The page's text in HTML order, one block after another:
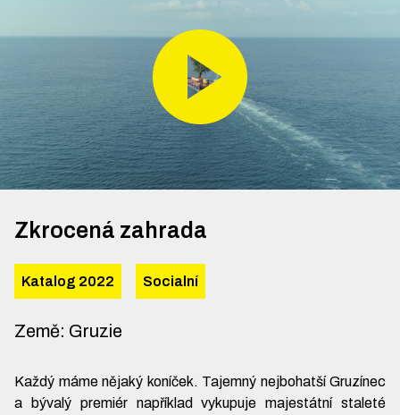
Zkrocená zahrada
Katalog 2022 Socialní
Země: Gruzie
Každý máme nějaký koníček. Tajemný nejbohatší Gruzínec
a bývalý premiér například vykupuje majestátní staleté